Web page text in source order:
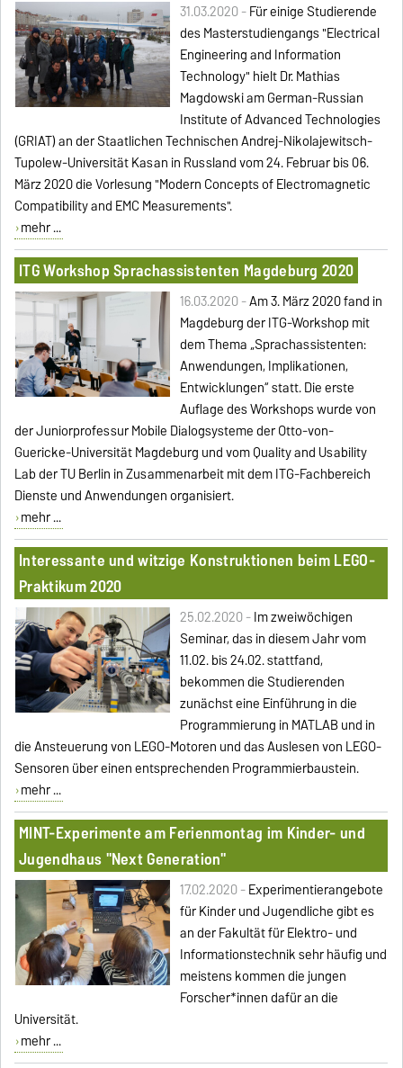
31.03.2020 -Für einige Studierende
des Masterstudiengangs "Electrical
Engineering and Information
Technology" hielt Dr. Mathias
Magdowski am German-Russian
Institute of Advanced Technologies
(GRIAT) an der Staatlichen Technischen Andrej-Nikolajewitsch-
Tupolew-Universität Kasan in Russland vom 24. Februar bis 06.
März 2020 die Vorlesung "Modern Concepts of Electromagnetic
Compatibility and EMC Measurements".
mehr ...
ITG Workshop Sprachassistenten Magdeburg 2020
16.03.2020 -Am 3. März 2020 fand in
Magdeburg der ITG-Workshop mit
dem Thema „Sprachassistenten:
Anwendungen, Implikationen,
Entwicklungen“ statt. Die erste
Auflage des Workshops wurde von
der Juniorprofessur Mobile Dialogsysteme der Otto-von-
Guericke-Universität Magdeburg und vom Quality and Usability
Lab der TU Berlin in Zusammenarbeit mit dem ITG-Fachbereich
Dienste und Anwendungen organisiert.
mehr ...
Interessante und witzige Konstruktionen beim LEGO-
Praktikum 2020
25.02.2020 -Im zweiwöchigen
Seminar, das in diesem Jahr vom
11.02. bis 24.02. stattfand,
bekommen die Studierenden
zunächst eine Einführung in die
Programmierung in MATLAB und in
die Ansteuerung von LEGO-Motoren und das Auslesen von LEGO-
Sensoren über einen entsprechenden Programmierbaustein.
mehr ...
MINT-Experimente am Ferienmontag im Kinder- und
Jugendhaus "Next Generation"
17.02.2020 -Experimentierangebote
für Kinder und Jugendliche gibt es
an der Fakultät für Elektro- und
Informationstechnik sehr häufig und
meistens kommen die jungen
Forscher*innen dafür an die
Universität.
mehr ...